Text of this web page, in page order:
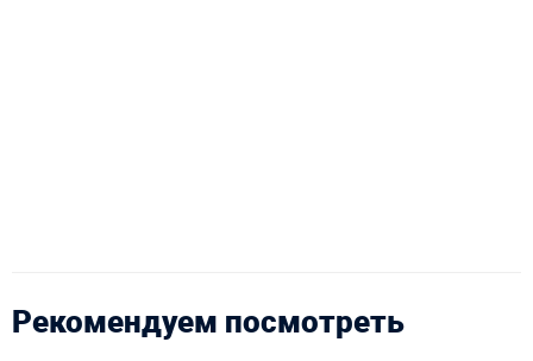
Рекомендуем посмотреть